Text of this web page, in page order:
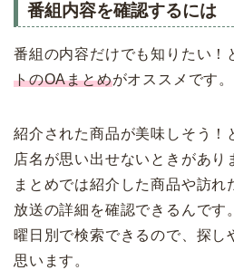
番組内容を確認するには
番組の内容だけでも知りたい！
トのOAまとめがオススメです。
紹介された商品が美味しそう！
店名が思い出せないときがあり
まとめでは紹介した商品や訪れ
放送の詳細を確認できるんです。
曜日別で検索できるので、探し
思います。